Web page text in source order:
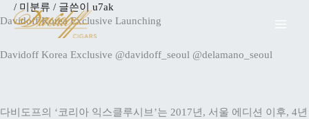
텐
/ 미분류 / 글쓴이 u7ak
Davidoff Korea Exclusive Launching
Davidoff Korea Exclusive @davidoff_seoul @delamano_seoul
다비도프의 ‘코리아 익스클루시브’는 2017년, 서울 에디션 이후, 4년